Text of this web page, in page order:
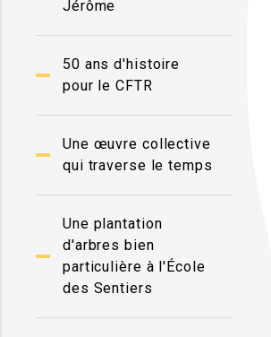
Jérôme
50 ans d'histoire
pour le CFTR
Une œuvre collective
qui traverse le temps
Une plantation
d'arbres bien
particulière à l'École
des Sentiers